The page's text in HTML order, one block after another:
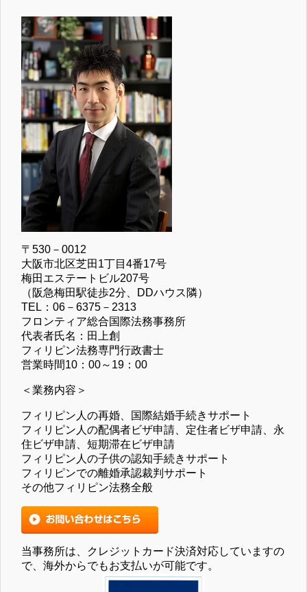
〒530－0012
大阪市北区芝田1丁目4番17号
梅田エステートビル207号
（阪急梅田駅徒歩2分、DDハウス隣）
TEL：06－6375－2313
フロンティア総合国際法務事務所
代表者氏名：田上創
フィリピン法務専門行政書士
営業時間10：00～19：00
＜業務内容＞
フィリピン人の再婚、国際結婚手続きサポート
フィリピン人の配偶者ビザ申請、定住者ビザ申請、永
住ビザ申請、短期滞在ビザ申請
フィリピン人の子供の認知手続きサポート
フィリピンでの離婚承認裁判サポート
その他フィリピン法務全般
当事務所は、クレジットカード決済対応していますの
で、海外からでもお支払いが可能です。